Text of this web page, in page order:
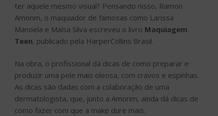
ter aquele mesmo visual? Pensando nisso, Ramon
Amorim, o maquiador de famosas como Larissa
Manoela e Maísa Silva escreveu o livro Maquiagem
Teen, publicado pela HarperCollins Brasil.
Na obra, o profissional dá dicas de como preparar e
produzir uma pele mais oleosa, com cravos e espinhas.
As dicas são dadas com a colaboração de uma
dermatologista, que, junto a Amorim, ainda dá dicas de
como fazer com que a make dure mais.